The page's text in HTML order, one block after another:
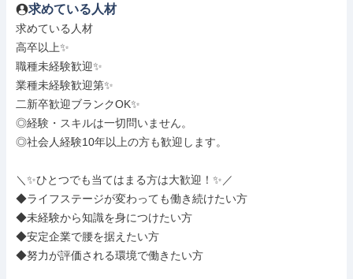
求めている人材
求めている人材
高卒以上✨
職種未経験歓迎✨
業種未経験歓迎第✨
二新卒歓迎ブランクOK✨
◎経験・スキルは一切問いません。
◎社会人経験10年以上の方も歓迎します。
＼✨ひとつでも当てはまる方は大歓迎！✨／
◆ライフステージが変わっても働き続けたい方
◆未経験から知識を身につけたい方
◆安定企業で腰を据えたい方
◆努力が評価される環境で働きたい方